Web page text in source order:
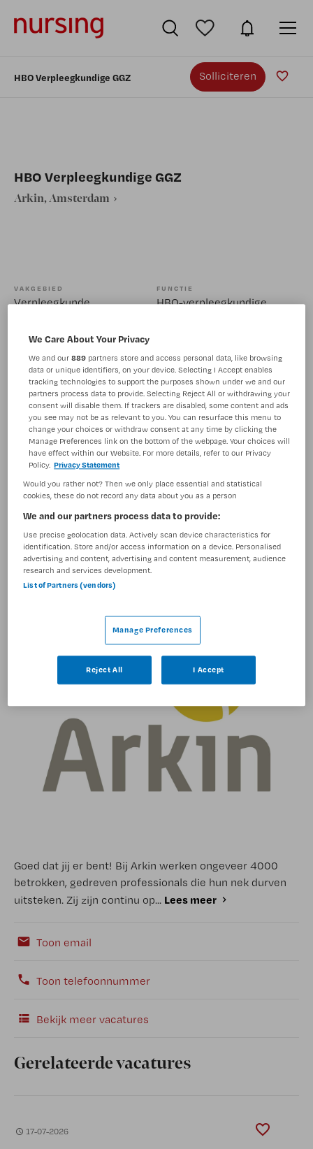
HBO Verpleegkundige GGZ Solliciteren
HBO Verpleegkundige GGZ
Arkin, Amsterdam
VAKGEBIED
Verpleegkunde
FUNCTIE
HBO-verpleegkundige
GGZ
PLAATSINGSDATUM
17 mei 2026
NIVEAU
Overig
Niet nader bepaald
DIENSTVERBAND
Niet nader bepaald
Vacature niet beschikbaar
Deze vacature HBO Verpleegkundige GGZ bij Arkin is
niet meer actueel. Hieronder staan enkele vergelijkbare
vacatures die voor u wellicht interessant zijn.
Goed dat jij er bent! Bij Arkin werken ongeveer 4000
betrokken, gedreven professionals die hun nek durven
uitsteken. Zij zijn continu op... Lees meer
Toon email
Toon telefoonnummer
Bekijk meer vacatures
Gerelateerde vacatures
17-07-2026
We Care About Your Privacy
We and our889 partners store and access personal data, like browsing
data or unique identifiers, on your device. Selecting I Accept enables
tracking technologies to support the purposes shown under we and our
partners process data to provide. Selecting Reject All or withdrawing your
consent will disable them. If trackers are disabled, some content and ads
you see may not be as relevant to you. You can resurface this menu to
change your choices or withdraw consent at any time by clicking the
Manage Preferences link on the bottom of the webpage. Your choices will
have effect within our Website. For more details, refer to our Privacy
Policy. Privacy Statement
Would you rather not? Then we only place essential and statistical
cookies, these do not record any data about you as a person
We and our partners process data to provide:
Use precise geolocation data. Actively scan device characteristics for
identification. Store and/or access information on a device. Personalised
advertising and content, advertising and content measurement, audience
research and services development.
List of Partners (vendors)
Manage Preferences
Reject All I Accept